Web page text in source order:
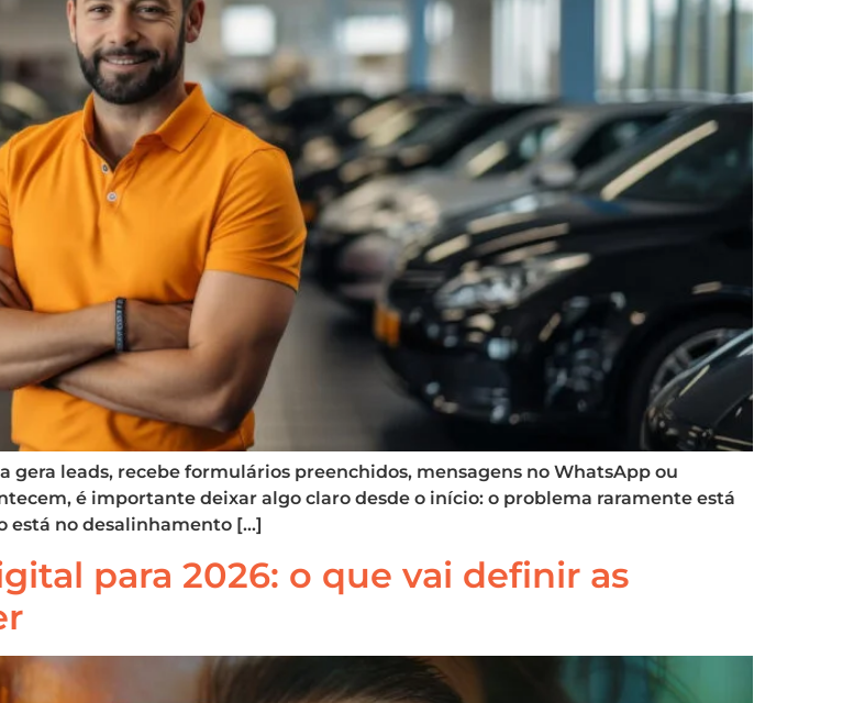
gera leads, recebe formulários preenchidos, mensagens no WhatsApp ou
é importante deixar algo claro desde o início: o problema raramente está
está no desalinhamento […]
para 2026: o que vai definir as